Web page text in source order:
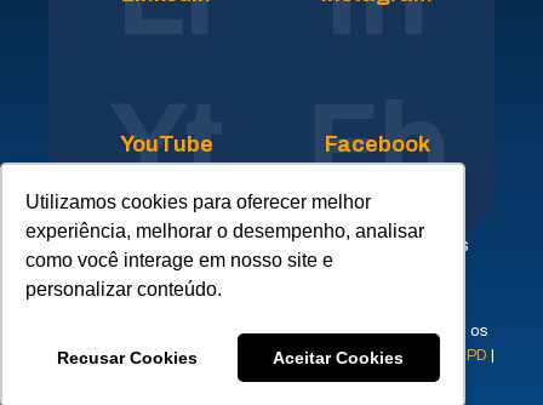
Utilizamos cookies para oferecer melhor
experiência, melhorar o desempenho, analisar
como você interage em nosso site e
personalizar conteúdo.
Recusar Cookies Aceitar Cookies
Yt
YouTube Fb
Facebook
Clique aqui para conhecer nossa rede de empresas
parceiras do SICLOPE
© 2023 - ERPLAN - Tecnologia e Gestão SSMAQ - Todos os
direitos reservados |Aviso de Proteção de Dados| FAQ LGPD
Requisição de Titulares